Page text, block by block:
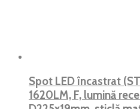
Spot LED încastrat
1620LM, F, lumină